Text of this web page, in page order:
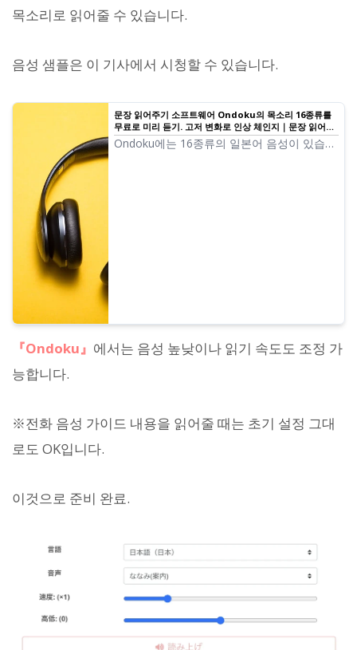
목소리로 읽어줄 수 있습니다.
음성 샘플은 이 기사에서 시청할 수 있습니다.
문장 읽어주기 소프트웨어 Ondoku의 목소리 16종류를
무료로 미리 듣기. 고저 변화로 인상 체인지｜문장 읽어주
기 소프트웨어 Ondoku
Ondoku에는 16종류의 일본어 음성이 있습니
『Ondoku』 에서는 음성 높낮이나 읽기 속도도 조정 가
능합니다.
※전화 음성 가이드 내용을 읽어줄 때는 초기 설정 그대
로도 OK입니다.
이것으로 준비 완료.